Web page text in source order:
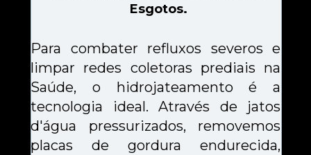
Esgotos.
Para combater refluxos severos e
limpar redes coletoras prediais na
Saúde, o hidrojateamento é a
tecnologia ideal. Através de jatos
d'água pressurizados, removemos
placas de gordura endurecida,